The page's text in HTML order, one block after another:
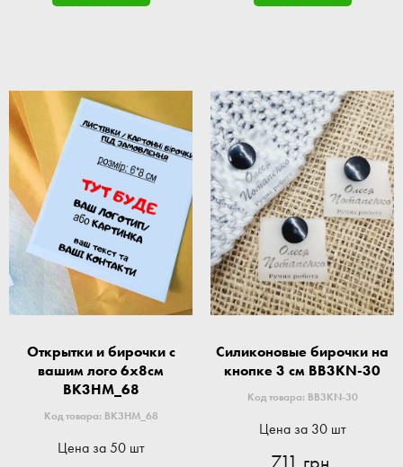
Открытки и бирочки с
вашим лого 6x8см
BK3HM_68
Код товара: BK3HM_68
Цена за 50 шт
Силиконовые бирочки на
кнопке 3 см BB3KN-30
Код товара: BB3KN-30
Цена за 30 шт